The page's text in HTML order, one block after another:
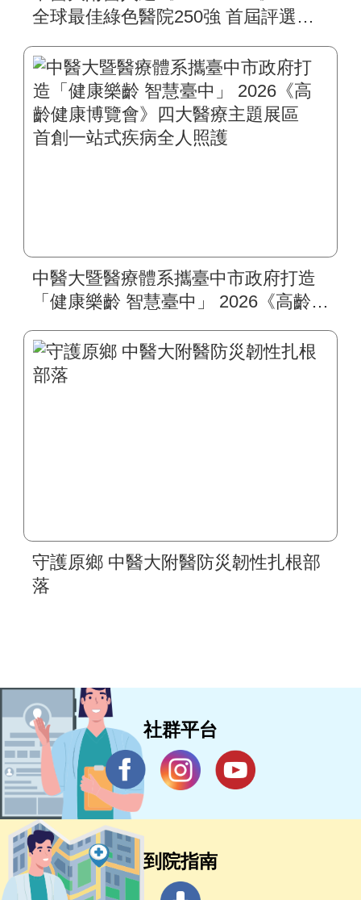
全球最佳綠色醫院250強 首屆評選即
標居臺灣最佳
中醫大暨醫療體系攜臺中市政府打造
「健康樂齡 智慧臺中」 2026《高齡健
一站式疾病全人照護
守護原鄉 中醫大附醫防災韌性扎根部
落
社群平台
到院指南